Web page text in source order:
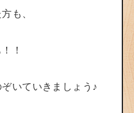
も、
！
いていきましょう♪